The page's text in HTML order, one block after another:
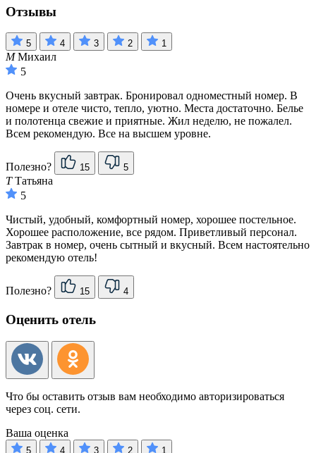
Отзывы
5 4 3 2 1
ММихаил
5
Очень вкусный завтрак. Бронировал одноместный номер. В
номере и отеле чисто, тепло, уютно. Места достаточно. Белье
и полотенца свежие и приятные. Жил неделю, не пожалел.
Всем рекомендую. Все на высшем уровне.
Полезно? 15 5
ТТатьяна
5
Чистый, удобный, комфортный номер, хорошее постельное.
Хорошее расположение, все рядом. Приветливый персонал.
Завтрак в номер, очень сытный и вкусный. Всем настоятельно
рекомендую отель!
Полезно? 15 4
Оценить отель
Что бы оставить отзыв вам необходимо авторизироваться
через соц. сети.
Ваша оценка
5 4 3 2 1